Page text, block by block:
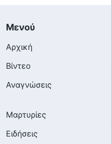
Μενού
Αρχική
Βίντεο
Αναγνώσεις
Μαρτυρίες
Ειδήσεις